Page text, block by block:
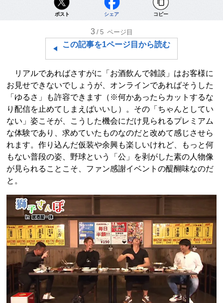
ポスト シェア コピー
3 /5 ページ目
この記事を1ページ目から読む
リアルであればさすがに「お酒飲んで雑談」はお客様に
お見せできないでしょうが、オンラインであればそうした
「ゆるさ」も許容できます（※何かあったらカットするな
り配信を止めてしまえばいいし）。その「ちゃんとしてい
ない」姿こそが、こうした機会にだけ見られるプレミアム
な体験であり、求めていたものなのだと改めて感じさせら
れます。作り込んだ仮装や余興も楽しいけれど、もっと何
もない普段の姿、野球という「公」を剥がした素の人物像
が見られることこそ、ファン感謝イベントの醍醐味なのだ
と。